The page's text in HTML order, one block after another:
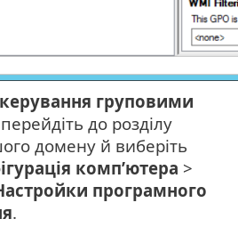
груповими
перейдіть до розділу
домену й виберіть
комп’ютера >
програмного
.